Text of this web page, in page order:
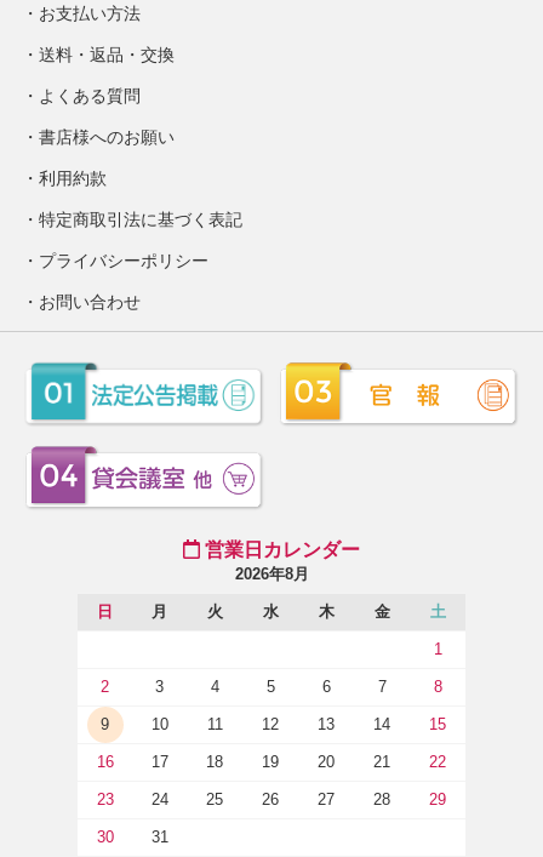
お支払い方法
送料・返品・交換
よくある質問
書店様へのお願い
利用約款
特定商取引法に基づく表記
プライバシーポリシー
お問い合わせ
営業日カレンダー
2026年8月
日 月 火 水 木 金 土
1
2 3 4 5 6 7 8
9 10 11 12 13 14 15
16 17 18 19 20 21 22
23 24 25 26 27 28 29
30 31